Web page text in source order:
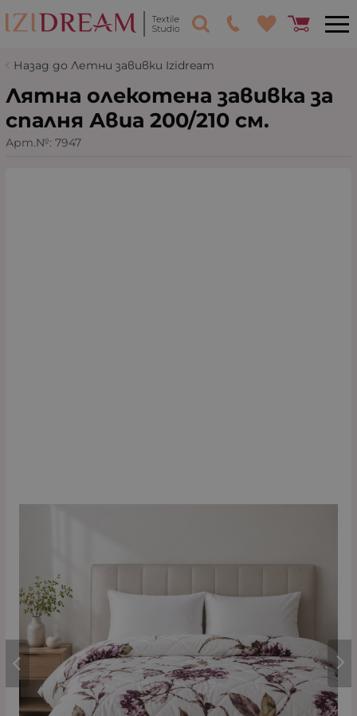
Назад до Летни завивки Izidream
Лятна олекотена завивка за
спалня Авиа 200/210 см.
Арт.№: 7947